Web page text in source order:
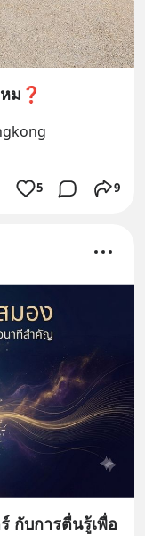
ม❓️
5 9
กับการตื่นรู้เพื่อ